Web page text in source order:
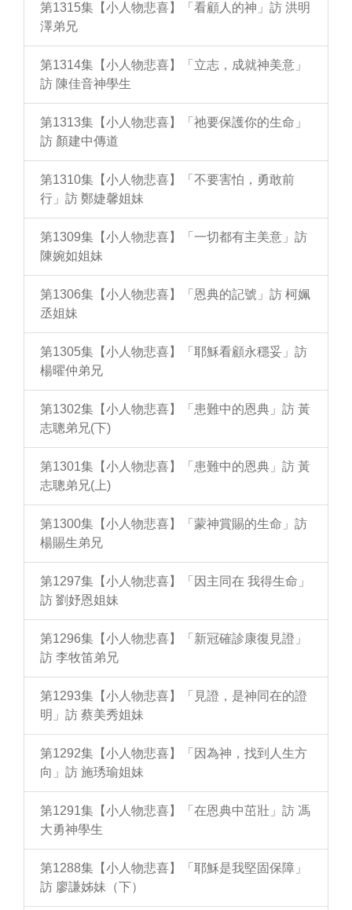
第1315集【小人物悲喜】「看顧人的神」訪 洪明
澤弟兄
第1314集【小人物悲喜】「立志，成就神美意」
訪 陳佳音神學生
第1313集【小人物悲喜】「祂要保護你的生命」
訪 顏建中傳道
第1310集【小人物悲喜】「不要害怕，勇敢前
行」訪 鄭婕馨姐妹
第1309集【小人物悲喜】「一切都有主美意」訪
陳婉如姐妹
第1306集【小人物悲喜】「恩典的記號」訪 柯姵
丞姐妹
第1305集【小人物悲喜】「耶穌看顧永穩妥」訪
楊曜仲弟兄
第1302集【小人物悲喜】「患難中的恩典」訪 黃
志聰弟兄(下)
第1301集【小人物悲喜】「患難中的恩典」訪 黃
志聰弟兄(上)
第1300集【小人物悲喜】「蒙神賞賜的生命」訪
楊賜生弟兄
第1297集【小人物悲喜】「因主同在 我得生命」
訪 劉妤恩姐妹
第1296集【小人物悲喜】「新冠確診康復見證」
訪 李牧笛弟兄
第1293集【小人物悲喜】「見證，是神同在的證
明」訪 蔡美秀姐妹
第1292集【小人物悲喜】「因為神，找到人生方
向」訪 施琇瑜姐妹
第1291集【小人物悲喜】「在恩典中茁壯」訪 馮
大勇神學生
第1288集【小人物悲喜】「耶穌是我堅固保障」
訪 廖謙姊妹（下）